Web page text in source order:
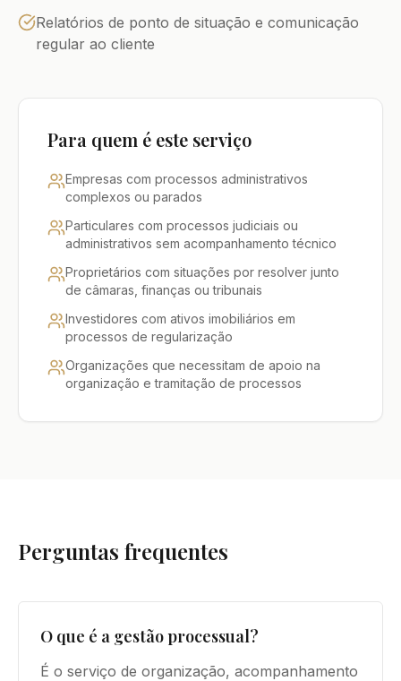
Relatórios de ponto de situação e comunicação
regular ao cliente
Para quem é este serviço
Empresas com processos administrativos
complexos ou parados
Particulares com processos judiciais ou
administrativos sem acompanhamento técnico
Proprietários com situações por resolver junto
de câmaras, finanças ou tribunais
Investidores com ativos imobiliários em
processos de regularização
Organizações que necessitam de apoio na
organização e tramitação de processos
Perguntas frequentes
O que é a gestão processual?
É o serviço de organização, acompanhamento